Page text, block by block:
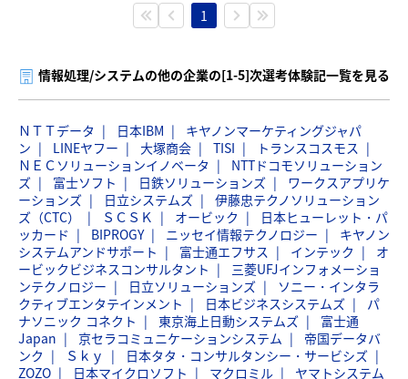
1
情報処理/システムの他の企業の[1-5]次選考体験記一覧を見る
ＮＴＴデータ 日本IBM
キヤノンマーケティングジャパ
ン
LINEヤフー 大塚商会 TISI
トランスコスモス
ＮＥＣソリューションイノベータ
NTTドコモソリューション
ズ
富士ソフト 日鉄ソリューションズ
ワークスアプリケ
ーションズ
日立システムズ
伊藤忠テクノソリューション
ズ（CTC）
ＳＣＳＫ オービック
日本ヒューレット・パ
ッカード
BIPROGY ニッセイ情報テクノロジー
キヤノン
システムアンドサポート
富士通エフサス インテック
オ
ービックビジネスコンサルタント
三菱UFJインフォメーショ
ンテクノロジー
日立ソリューションズ
ソニー・インタラ
クティブエンタテインメント
日本ビジネスシステムズ
パ
ナソニック コネクト
東京海上日動システムズ
富士通
Japan
京セラコミュニケーションシステム
帝国データバ
ンク
Ｓｋｙ
日本タタ・コンサルタンシー・サービシズ
ZOZO
日本マイクロソフト マクロミル ヤマトシステム